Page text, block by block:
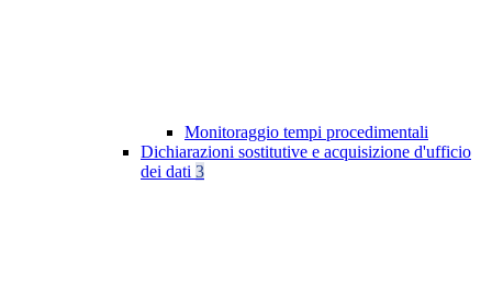
Monitoraggio tempi procedimentali
Dichiarazioni sostitutive e acquisizione d'ufficio
dei dati 3